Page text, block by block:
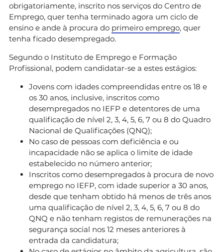
obrigatoriamente, inscrito nos serviços do Centro de
Emprego, quer tenha terminado agora um ciclo de
ensino e ande à procura do primeiro emprego, quer
tenha ficado desempregado.
Segundo o Instituto de Emprego e Formação
Profissional, podem candidatar-se a estes estágios:
Jovens com idades compreendidas entre os 18 e
os 30 anos, inclusive, inscritos como
desempregados no IEFP e detentores de uma
qualificação de nível 2, 3, 4, 5, 6, 7 ou 8 do Quadro
Nacional de Qualificações (QNQ);
No caso de pessoas com deficiência e ou
incapacidade não se aplica o limite de idade
estabelecido no número anterior;
Inscritos como desempregados à procura de novo
emprego no IEFP, com idade superior a 30 anos,
desde que tenham obtido há menos de três anos
uma qualificação de nível 2, 3, 4, 5, 6, 7 ou 8 do
QNQ e não tenham registos de remunerações na
segurança social nos 12 meses anteriores à
entrada da candidatura;